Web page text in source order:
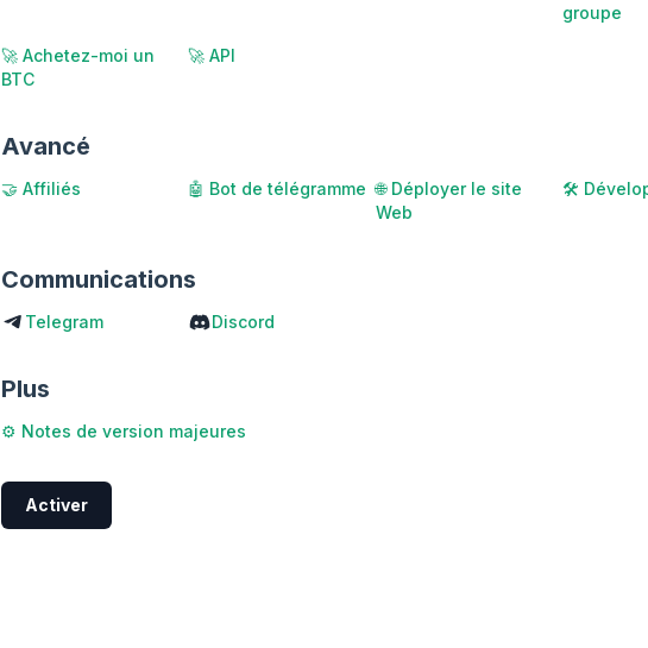
groupe
🚀 Achetez-moi un
BTC
🚀 API
Avancé
🤝 Affiliés 🤖 Bot de télégramme 🌐 Déployer le site
Web
🛠️
Communications
Telegram Discord
Plus
⚙️ Notes de version majeures
Activer